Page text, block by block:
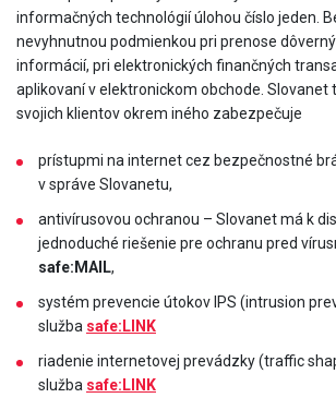
informačných technológií úlohou číslo jeden.
nevyhnutnou podmienkou pri prenose
informácií, pri elektronických finančných
aplikovaní v elektronickom obchode. Slovanet
svojich klientov okrem iného zabezpečuje
prístupmi na internet cez bezpečnostné
v správe Slovanetu,
antivírusovou ochranou – Slovanet má k
jednoduché riešenie pre ochranu pred
safe:MAIL,
systém prevencie útokov IPS (intrusion
služba safe:LINK
riadenie internetovej prevádzky (traffic
služba safe:LINK